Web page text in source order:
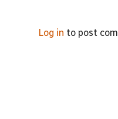
Log in to post